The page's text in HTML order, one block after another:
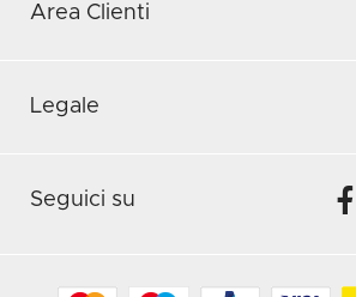
Area Clienti
Legale
Seguici su